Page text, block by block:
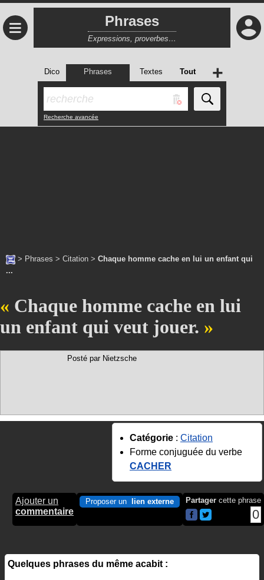
≡ Phrases
Expressions, proverbes…
Dico Phrases Textes Tout
Recherche avancée
+
> Phrases > Citation > Chaque homme cache en lui un enfant qui
...
Chaque homme cache en lui
un enfant qui veut jouer.
Posté par Nietzsche
Catégorie : Citation
Forme conjuguée du verbe
CACHER
Ajouter un
commentaire
Proposer un lien externe Partager cette phrase
0
Quelques phrases du même acabit :